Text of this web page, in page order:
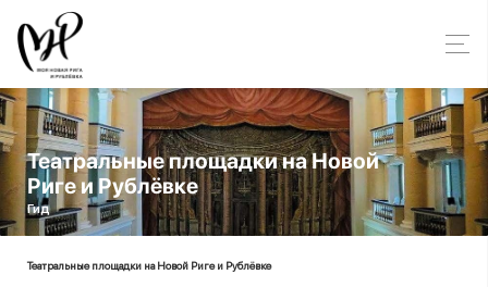
Театральные площадки на Новой
Риге и Рублёвке
Гид
Театральные площадки на Новой Риге и Рублёвке